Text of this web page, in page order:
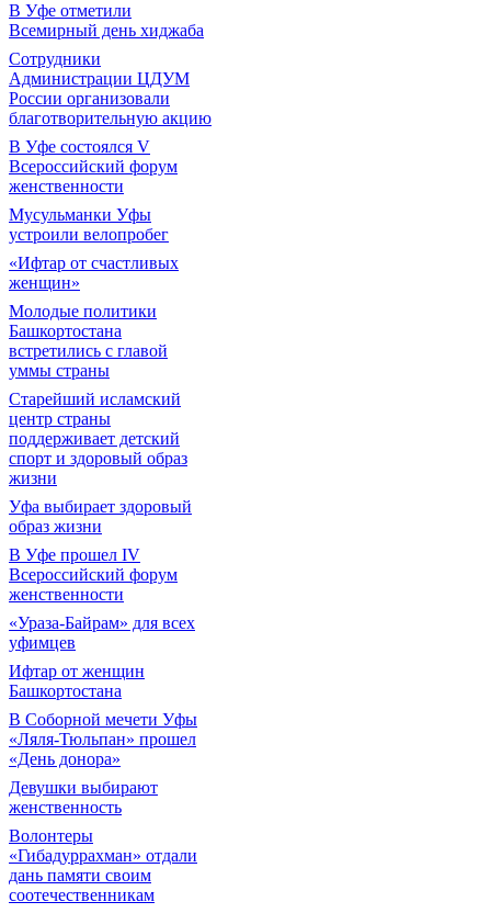
В Уфе отметили
Всемирный день хиджаба
Сотрудники
Администрации ЦДУМ
России организовали
благотворительную акцию
В Уфе состоялся V
Всероссийский форум
женственности
Мусульманки Уфы
устроили велопробег
«Ифтар от счастливых
женщин»
Молодые политики
Башкортостана
встретились с главой
уммы страны
Старейший исламский
центр страны
поддерживает детский
спорт и здоровый образ
жизни
Уфа выбирает здоровый
образ жизни
В Уфе прошел IV
Всероссийский форум
женственности
«Ураза-Байрам» для всех
уфимцев
Ифтар от женщин
Башкортостана
В Соборной мечети Уфы
«Ляля-Тюльпан» прошел
«День донора»
Девушки выбирают
женственность
Волонтеры
«Гибадуррахман» отдали
дань памяти своим
соотечественникам